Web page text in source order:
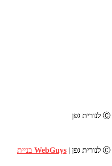
WebGuys בניית